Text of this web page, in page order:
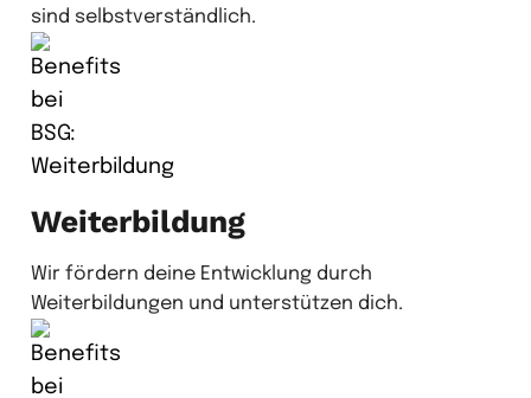
sind selbstverständlich.
Weiterbildung
Wir fördern deine Entwicklung durch
Weiterbildungen und unterstützen dich.